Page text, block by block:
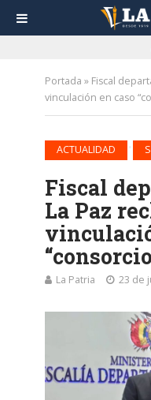
Portada » Fiscal
vinculación en caso
ACTUALIDAD
Fiscal
La Paz
La Patria 23 de